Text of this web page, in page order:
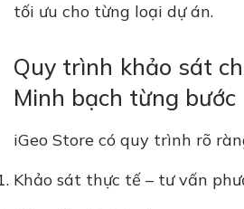
tối ưu cho từng loại dự án.
Quy trình khảo sát
Minh bạch từng bước
iGeo Store có quy trình rõ
Khảo sát thực tế – tư vấn